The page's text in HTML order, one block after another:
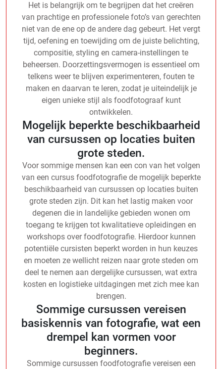
Het is belangrijk om te begrijpen dat het creëren
van prachtige en professionele foto’s van gerechten
niet van de ene op de andere dag gebeurt. Het vergt
tijd, oefening en toewijding om de juiste belichting,
compositie, styling en camera-instellingen te
beheersen. Doorzettingsvermogen is essentieel om
telkens weer te blijven experimenteren, fouten te
maken en daarvan te leren, zodat je uiteindelijk je
eigen unieke stijl als foodfotograaf kunt
ontwikkelen.
Mogelijk beperkte beschikbaarheid
van cursussen op locaties buiten
grote steden.
Voor sommige mensen kan een con van het volgen
van een cursus foodfotografie de mogelijk beperkte
beschikbaarheid van cursussen op locaties buiten
grote steden zijn. Dit kan het lastig maken voor
degenen die in landelijke gebieden wonen om
toegang te krijgen tot kwalitatieve opleidingen en
workshops over foodfotografie. Hierdoor kunnen
potentiële cursisten beperkt worden in hun keuzes
en moeten ze wellicht reizen naar grote steden om
deel te nemen aan dergelijke cursussen, wat extra
kosten en logistieke uitdagingen met zich mee kan
brengen.
Sommige cursussen vereisen
basiskennis van fotografie, wat een
drempel kan vormen voor
beginners.
Sommige cursussen foodfotografie vereisen een